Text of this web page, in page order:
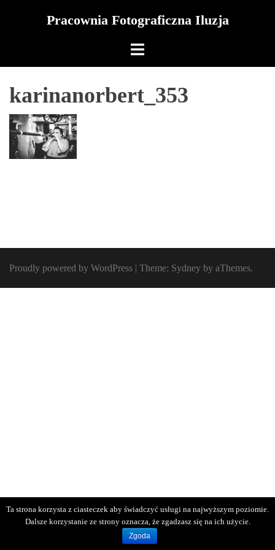
Pracownia Fotograficzna Iluzja
karinanorbert_353
Proudly powered by WordPress | Theme: Sydney by aThemes.
Ta strona korzysta z ciasteczek aby świadczyć usługi na najwyższym poziomie.
Dalsze korzystanie ze strony oznacza, że zgadzasz się na ich użycie.
Zgoda